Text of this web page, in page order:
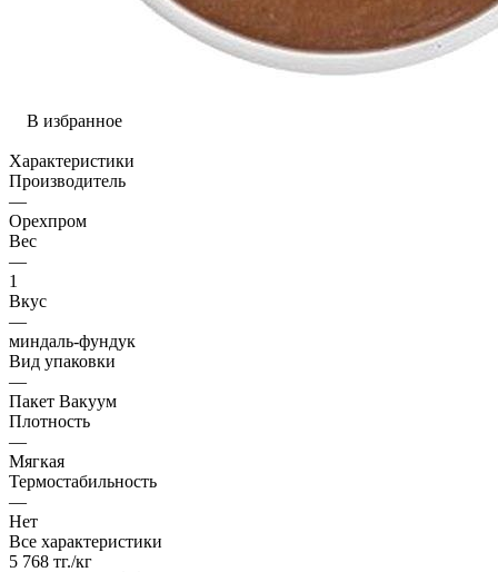
В избранное
Характеристики
Производитель
—
Орехпром
Вес
—
1
Вкус
—
миндаль-фундук
Вид упаковки
—
Пакет Вакуум
Плотность
—
Мягкая
Термостабильность
—
Нет
Все характеристики
5 768 тг./кг